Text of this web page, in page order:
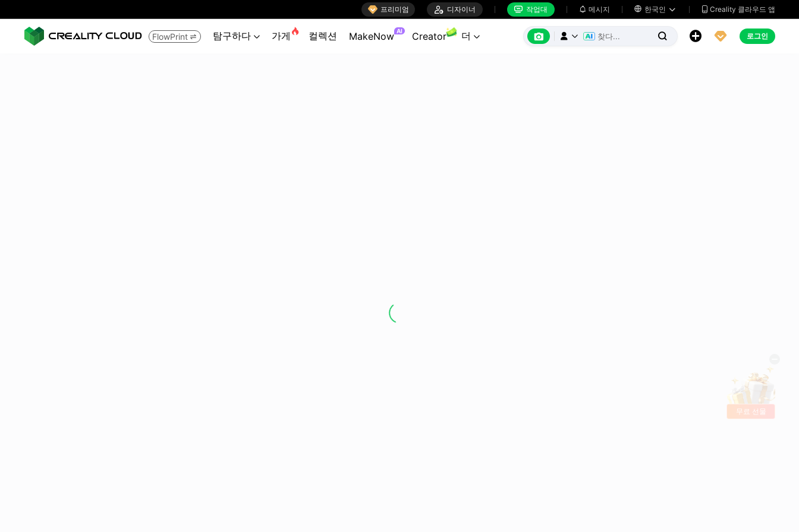
 프리미엄  디자이너  작업대  메시지  한국인   Creality 클라우드 앱
FlowPrint  탐구하다  가게  컬렉션 MakeNow AI Creator 더        로그인
무료 선물